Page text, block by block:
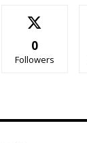
0
Followers